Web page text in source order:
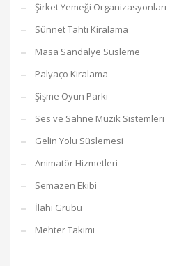
Şirket Yemeği Organizasyonları
Sünnet Tahtı Kiralama
Masa Sandalye Süsleme
Palyaço Kiralama
Şişme Oyun Parkı
Ses ve Sahne Müzik Sistemleri
Gelin Yolu Süslemesi
Animatör Hizmetleri
Semazen Ekibi
İlahi Grubu
Mehter Takımı